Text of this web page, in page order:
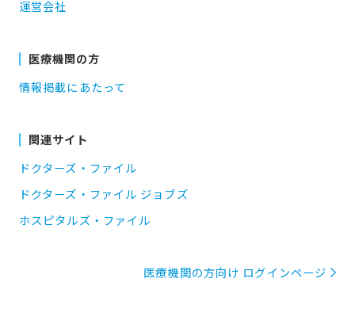
運営会社
医療機関の方
情報掲載にあたって
関連サイト
ドクターズ・ファイル
ドクターズ・ファイル ジョブズ
ホスピタルズ・ファイル
医療機関の方向け ログインページ